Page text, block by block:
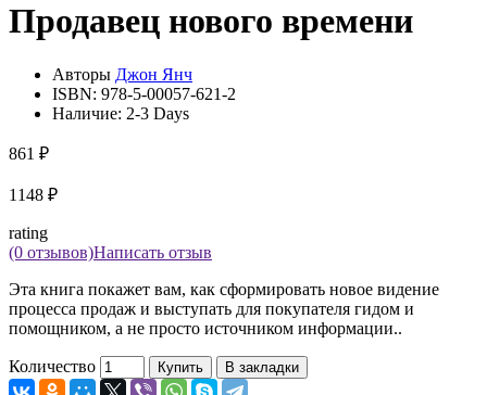
Продавец нового времени
Авторы Джон Янч
ISBN: 978-5-00057-621-2
Наличие: 2-3 Days
861 ₽
1148 ₽
rating
(0 отзывов)Написать отзыв
Эта книга покажет вам, как сформировать новое видение
процесса продаж и выступать для покупателя гидом и
помощником, а не просто источником информации..
Количество Купить В закладки